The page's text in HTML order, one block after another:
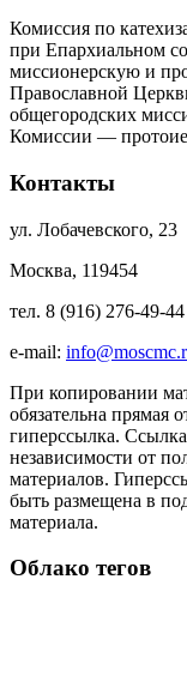
Комиссия по
при Епархиальном
миссионерскую и
Православной
общегородских
Комиссии —
Контакты
ул. Лобачевского, 23
Москва, 119454
тел. 8 (916) 276-49-44
e-mail:
При копировании
обязательна прямая
гиперссылка.
независимости от
материалов.
быть размещена в
материала.
Облако тегов